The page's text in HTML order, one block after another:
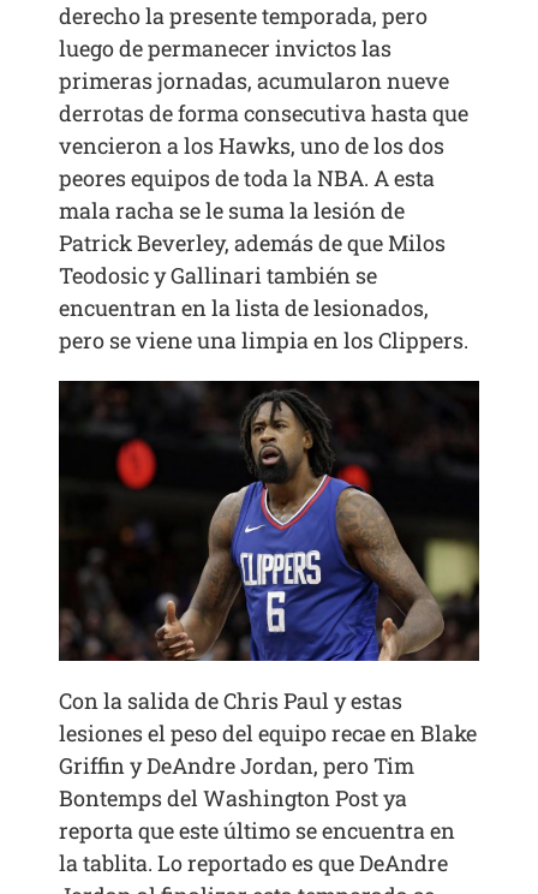
derecho la presente temporada, pero
luego de permanecer invictos las
primeras jornadas, acumularon nueve
derrotas de forma consecutiva hasta que
vencieron a los Hawks, uno de los dos
peores equipos de toda la NBA. A esta
mala racha se le suma la lesión de
Patrick Beverley, además de que Milos
Teodosic y Gallinari también se
encuentran en la lista de lesionados,
pero se viene una limpia en los Clippers.
Con la salida de Chris Paul y estas
lesiones el peso del equipo recae en Blake
Griffin y DeAndre Jordan, pero Tim
Bontemps del Washington Post ya
reporta que este último se encuentra en
la tablita. Lo reportado es que DeAndre